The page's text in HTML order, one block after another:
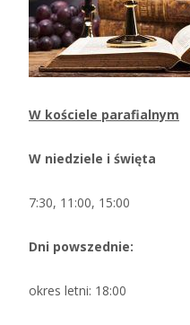
W kościele parafialnym
W niedziele i święta
7:30, 11:00, 15:00
Dni powszednie:
okres letni: 18:00